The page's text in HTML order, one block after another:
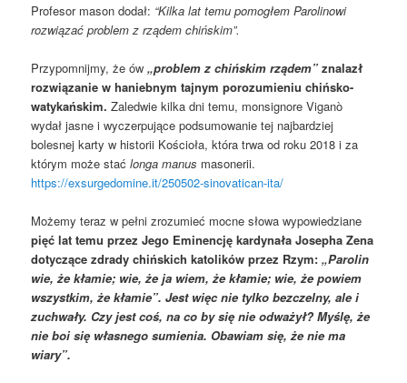
Profesor mason dodał: “Kilka lat temu pomogłem Parolinowi
rozwiązać problem z rządem chińskim”.
Przypomnijmy, że ów„problem z chińskim rządem” znalazł
rozwiązanie w haniebnym tajnym porozumieniu chińsko-
watykańskim. Zaledwie kilka dni temu, monsignore Viganò
wydał jasne i wyczerpujące podsumowanie tej najbardziej
bolesnej karty w historii Kościoła, która trwa od roku 2018 i za
którym może staćlonga manus masonerii.
https://exsurgedomine.it/250502-sinovatican-ita/
Możemy teraz w pełni zrozumieć mocne słowa wypowiedziane
pięć lat temu przez Jego Eminencję kardynała Josepha Zena
dotyczące zdrady chińskich katolików przez Rzym:„Parolin
wie, że kłamie; wie, że ja wiem, że kłamie; wie, że powiem
wszystkim, że kłamie”. Jest więc nie tylko bezczelny, ale i
zuchwały. Czy jest coś, na co by się nie odważył? Myślę, że
nie boi się własnego sumienia. Obawiam się, że nie ma
wiary”.